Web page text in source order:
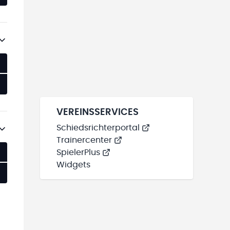
VEREINSSERVICES
Schiedsrichterportal
Trainercenter
SpielerPlus
Widgets